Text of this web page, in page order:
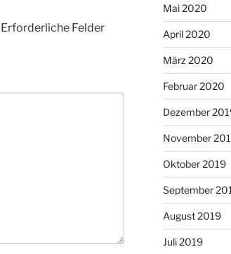
Erforderliche Felder
Mai 2020
April 2020
März 2020
Februar 2020
Dezember
November
Oktober 2019
September
August 2019
Juli 2019